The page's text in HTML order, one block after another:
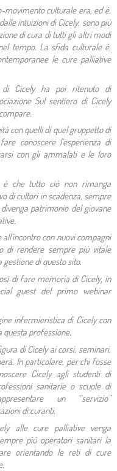
movimento culturale era, ed è,
intuizioni di Cicely, sono più
di cura di tutti gli altri modi
tempo. La sfida culturale è,
le cure palliative
di Cicely ha poi ritenuto di
Sul sentiero di Cicely
con quelli di quel gruppetto di
conoscere l’esperienza di
con gli ammalati e le loro
è che tutto ciò non rimanga
di cultori in scadenza, sempre
patrimonio del giovane
con nuovi compagni
di rendere sempre più vitale
gestione di questo sito.
di fare memoria di Cicely, in
guestdel primo webinar
infermieristicadi Cicely con
professione.
di Cicely ai corsi, seminari,
In particolare, per chi fosse
Cicely agli studenti di
sanitarie o scuole di
un “servizio”
di curanti.
alle cure palliative venga
più operatori sanitari la
orientando le reti di cure